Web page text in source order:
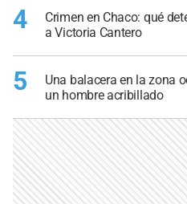
4
Crimen en Chaco: qué
a Victoria Cantero
5
Una balacera en la zona
un hombre acribillado